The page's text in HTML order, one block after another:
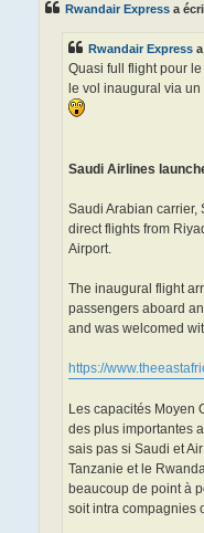
Rwandair Express a
Rwandair Express
Quasi full flight pour
le vol inaugural via
Saudi Airlines
Saudi Arabian carrier,
direct flights from
Airport.
The inaugural flight
passengers aboard
and was welcomed
https://
Les capacités Moyen
des plus importantes
sais pas si Saudi et
Tanzanie et le
beaucoup de point à
soit intra compagnies